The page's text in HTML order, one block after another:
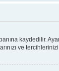
kaydedilir.
ve